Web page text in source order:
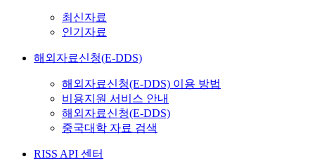
최신자료
인기자료
해외자료신청(E-DDS)
해외자료신청(E-DDS) 이용 방법
비용지원 서비스 안내
해외자료신청(E-DDS)
중국대학 자료 검색
RISS API 센터